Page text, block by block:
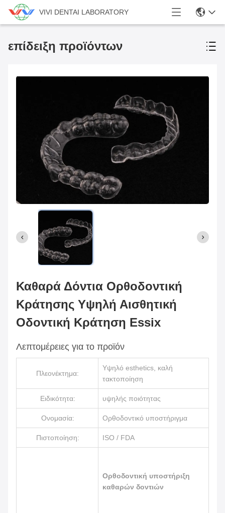
VIVI DENTAI LABORATORY
επίδειξη προϊόντων
Καθαρά Δόντια Ορθοδοντική
Κράτησης Υψηλή Αισθητική
Οδοντική Κράτηση Essix
Λεπτομέρειες για το προϊόν
Πλεονέκτημα:
Υψηλό esthetics, καλή
τακτοποίηση
Ειδικότητα: υψηλής ποιότητας
Ονομασία: Ορθοδοντικό υποστήριγμα
Πιστοποίηση: ISO / FDA
Ορθοδοντική υποστήριξη
καθαρών δοντιών